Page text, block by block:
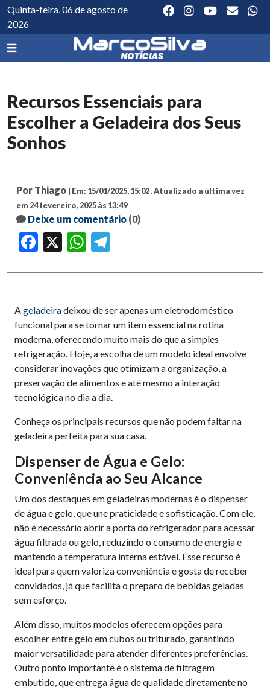
Quinta-feira, 06 de agosto de
2026
Recursos Essenciais para
Escolher a Geladeira dos Seus
Sonhos
Por Thiago | Em: 15/01/2025, 15:02 .Atualizado a última vez
em 24 fevereiro, 2025 às 13:49
Deixe um comentário (0)
Facebook WhatsApp
Ageladeiradeixou de ser apenas um eletrodoméstico
funcional para se tornar um item essencial na rotina
moderna, oferecendo muito mais do que a simples
refrigeração. Hoje, a escolha de um modelo ideal envolve
considerar inovações que otimizam a organização, a
preservação de alimentos e até mesmo a interação
tecnológica no dia a dia.
Conheça os principais recursos que não podem faltar na
geladeira perfeita para sua casa.
Dispenser de Água e Gelo:
Conveniência ao Seu Alcance
Um dos destaques em geladeiras modernas é o dispenser
de água e gelo, que une praticidade e sofisticação. Com ele,
não é necessário abrir a porta do refrigerador para acessar
água filtrada ou gelo, reduzindo o consumo de energia e
mantendo a temperatura interna estável. Esse recurso é
ideal para quem valoriza conveniência e gosta de receber
convidados, já que facilita o preparo de bebidas geladas
sem esforço.
Além disso, muitos modelos oferecem opções para
escolher entre gelo em cubos ou triturado, garantindo
maior versatilidade para atender diferentes preferências.
Outro ponto importante é o sistema de filtragem
embutido, que entrega água de qualidade diretamente no